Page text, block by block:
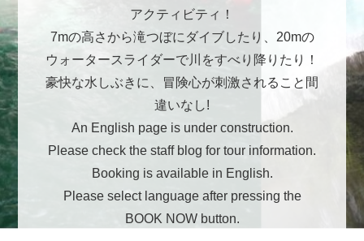
アクティビティ！
7mの高さから滝つぼにダイブしたり、20mの
ウォータースライダーで川をすべり降りたり！
豪快な水しぶきに、冒険心が刺激されること間
違いなし!
An English page is under construction.
Please check the staff blog for tour information.
Booking is available in English.
Please select language after pressing the
BOOK NOW button.